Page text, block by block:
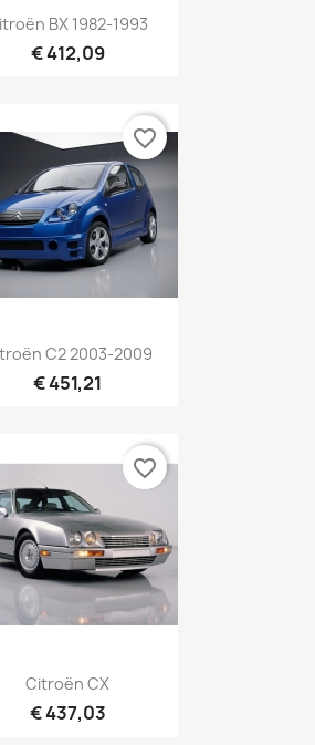
BX 1982-1993
€ 412,09
C2 2003-2009
€ 451,21
favorite_border
Citroën CX
€ 437,03
favorite_border